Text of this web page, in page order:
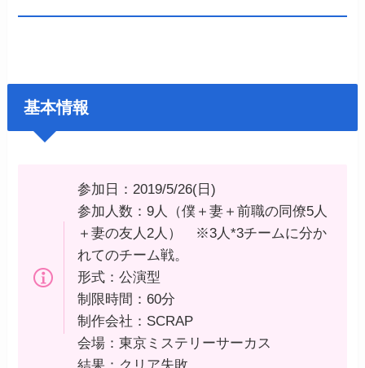
基本情報
参加日：2019/5/26(日)
参加人数：9人（僕＋妻＋前職の同僚5人
＋妻の友人2人） ※3人*3チームに分か
れてのチーム戦。
形式：公演型
制限時間：60分
制作会社：SCRAP
会場：東京ミステリーサーカス